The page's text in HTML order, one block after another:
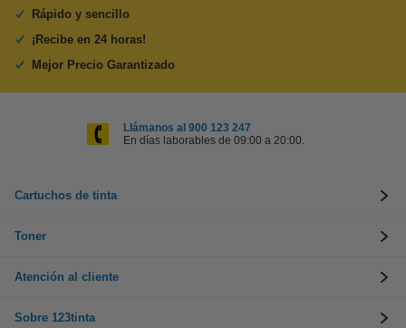
Rápido y sencillo
¡Recibe en 24 horas!
Mejor Precio Garantizado
Llámanos al 900 123 247
En días laborables de 09:00 a 20:00.
Cartuchos de tinta
Toner
Atención al cliente
Sobre 123tinta